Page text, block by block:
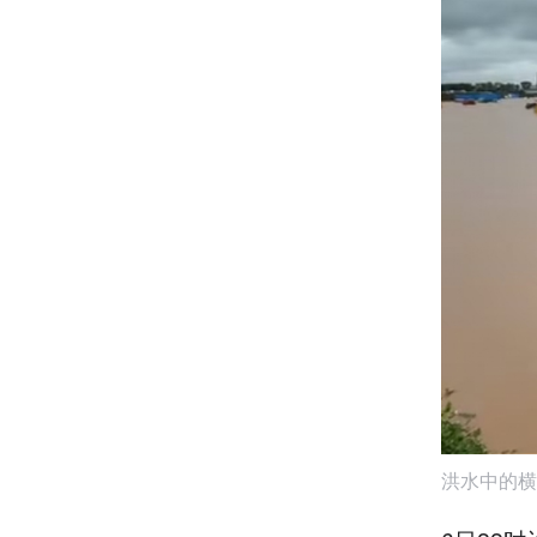
洪水中的